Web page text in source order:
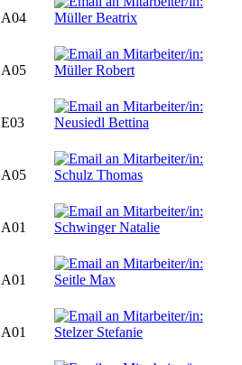
A04
A05
E03
A05
A01
A01
A01